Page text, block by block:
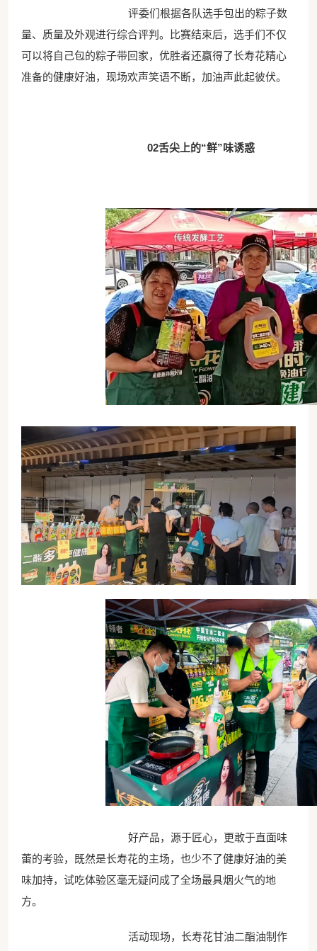
评委们根据各队选手包出的粽子数
量、质量及外观进行综合评判。比赛结束后，选手们不仅
可以将自己包的粽子带回家，优胜者还赢得了长寿花精心
准备的健康好油，现场欢声笑语不断，加油声此起彼伏。
02舌尖上的“鲜”味诱惑
好产品，源于匠心，更敢于直面味
蕾的考验，既然是长寿花的主场，也少不了健康好油的美
味加持，试吃体验区毫无疑问成了全场最具烟火气的地
方。
活动现场，长寿花甘油二酯油制作